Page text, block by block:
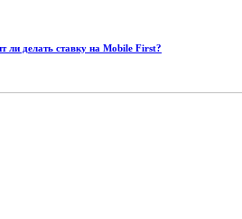
ли делать ставку на Mobile First?